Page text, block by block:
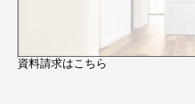
資料請求はこちら